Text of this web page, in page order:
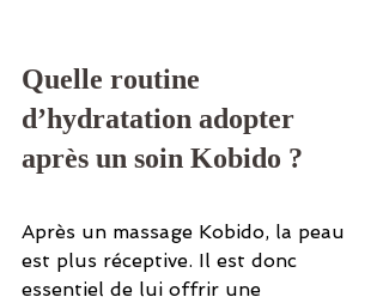
Quelle routine
d’hydratation adopter
après un soin Kobido ?
Après un massage Kobido, la peau
est plus réceptive. Il est donc
essentiel de lui offrir une